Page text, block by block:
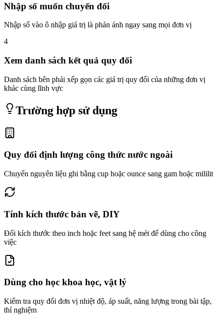
Nhập số muốn chuyển đổi
Nhập số vào ô nhập giá trị là phản ánh ngay sang mọi đơn vị
4
Xem danh sách kết quả quy đổi
Danh sách bên phải xếp gọn các giá trị quy đổi của những đơn vị
khác cùng lĩnh vực
Trường hợp sử dụng
Quy đổi định lượng công thức nước ngoài
Chuyển nguyên liệu ghi bằng cup hoặc ounce sang gam hoặc mililit
Tính kích thước bản vẽ, DIY
Đổi kích thước theo inch hoặc feet sang hệ mét để dùng cho công
việc
Dùng cho học khoa học, vật lý
Kiểm tra quy đổi đơn vị nhiệt độ, áp suất, năng lượng trong bài tập,
thí nghiệm